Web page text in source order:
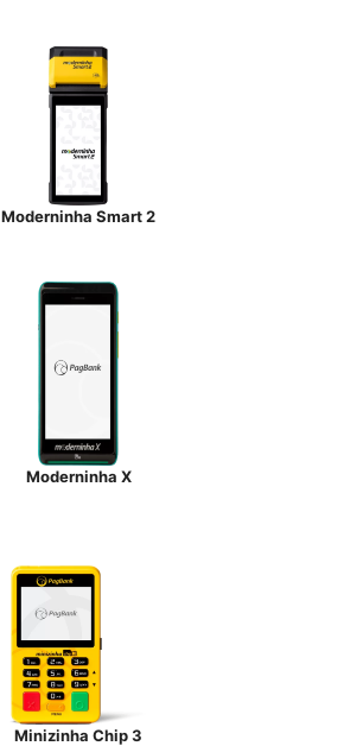
Moderninha Smart 2
Moderninha X
Minizinha Chip 3